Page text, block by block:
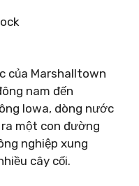
của Marshalltown
nam đến
Iowa, dòng nước
một con đường
nghiệp xung
cây cối.